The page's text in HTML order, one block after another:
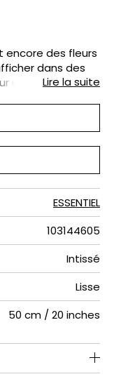
encore des fleurs
dans des
un mur de la
Lire la suite
ESSENTIEL
103144605
Intissé
Lisse
50 cm / 20 inches
280 cm / 110 inches
200 cm / 79 inches
Raccord droit
4
147
Lavable
Encollage du mur
Arrachage à sec
A+
Class A
B s1 d0